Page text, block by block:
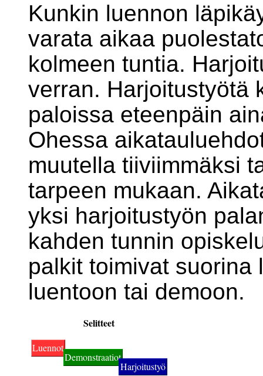
Kunkin luennon
varata aikaa
kolmeen tuntia.
verran. Harjoitustyötä
paloissa eteenpäin
Ohessa
muutella tiiviimmäksi
tarpeen mukaan.
yksi harjoitustyön
kahden tunnin
palkit toimivat suorina
luentoon tai demoon.
Selitteet
Luennot
Demonstraatiot
Harjoitustyö